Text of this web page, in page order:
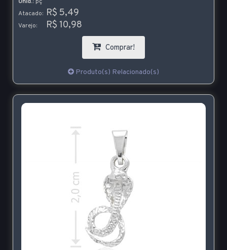
Atacado: R$ 5,49
Varejo: R$ 10,98
Comprar!
Produto(s) Relacionado(s)